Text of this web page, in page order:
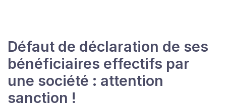
Défaut de déclaration de ses
bénéficiaires effectifs par
une société : attention
sanction !